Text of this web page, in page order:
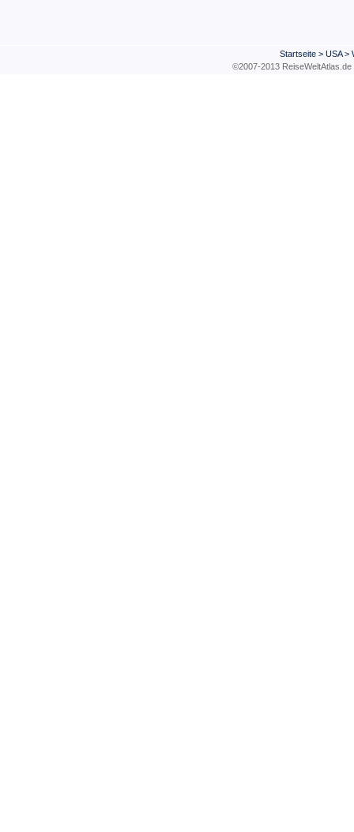
Startseite > USA>
©2007-2013